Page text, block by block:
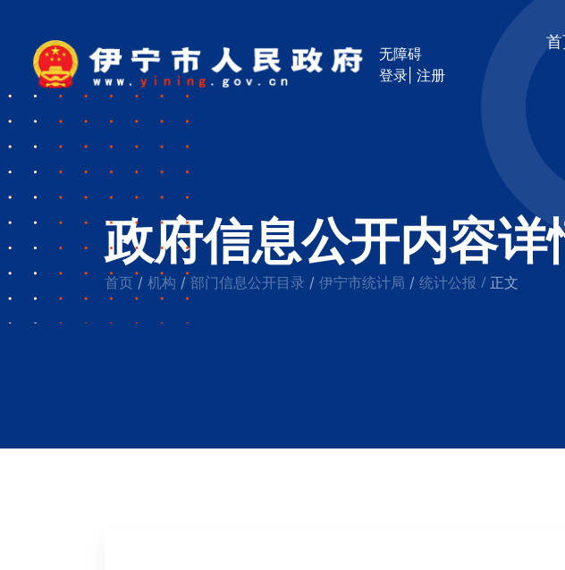
无障碍
登录 |注册
政府信息公开内容详
首页 / 机构 / 部门信息公开目录 / 伊宁市统计局 / 统计公报 / 正文